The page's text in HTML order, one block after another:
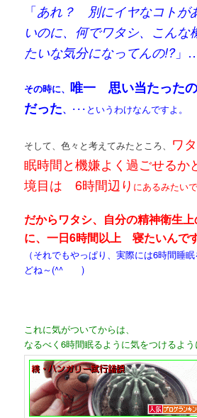
「あれ？ 別にイヤなコトが
いのに、何でワタシ、こんな
たいな気分になってんの!?」
その時に、 唯一 思い当たった
だった、 ･･･というわけなんですよ。
そして、色々と考えてみたところ、
ワ
眠時間と機嫌よく過ごせるか
境目は 6時間辺り にあるみたいで
だからワタシ、自分の精神衛生
に、一日6時間以上 寝たいんで
（それでもやっぱり、実際には6時間睡
どね～(^^ゞ )
これに気がついてからは、
なるべく6時間眠るように気をつけるよう